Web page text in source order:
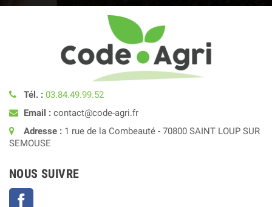
Tél. : 03.84.49.99.52
Email : contact@code-agri.fr
Adresse : 1 rue de la Combeauté - 70800 SAINT LOUP SUR
SEMOUSE
NOUS SUIVRE